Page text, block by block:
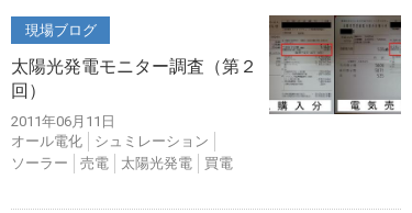
現場ブログ
太陽光発電モニター調査（第２
回）
2011年06月11日
オール電化
シュミレーション
ソーラー
売電 太陽光発電 買電